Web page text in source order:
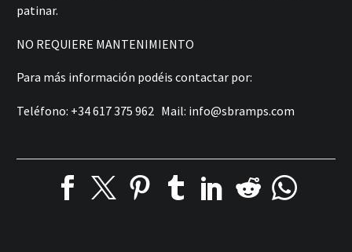
patinar.
NO REQUIERE MANTENIMIENTO
Para más información podéis contactar por:
Teléfono: +34 617 375 962 Mail: info@sbramps.com